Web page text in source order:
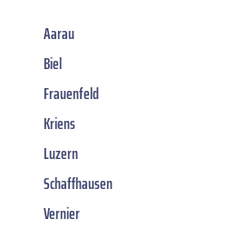
Aarau
Biel
Frauenfeld
Kriens
Luzern
Schaffhausen
Vernier